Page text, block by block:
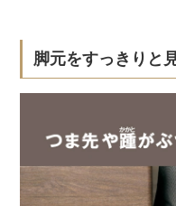
脚元をすっきりと